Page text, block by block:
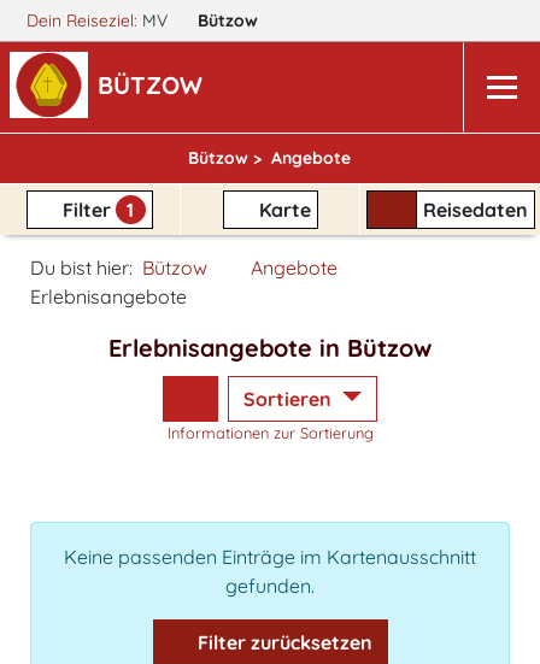
Dein Reiseziel: MV Bützow
BÜTZOW
Bützow > Angebote
Filter 1 Karte Reisedaten
Du bist hier: Bützow
Angebote
Erlebnisangebote
Erlebnisangebote in Bützow
Sortieren
Informationen zur Sortierung
Keine passenden Einträge im Kartenausschnitt
gefunden.
Filter zurücksetzen